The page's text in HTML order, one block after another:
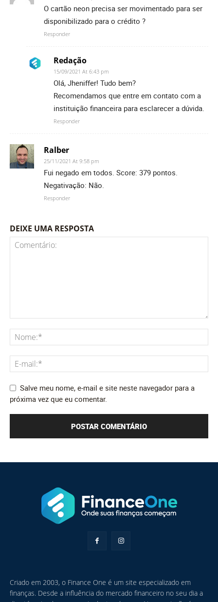
O cartão neon precisa ser movimentado para ser
disponibilizado para o crédito ?
Responder
Redação
15/09/2021 At 6:43 pm
Olá, Jheniffer! Tudo bem?
Recomendamos que entre em contato com a
instituição financeira para esclarecer a dúvida.
Responder
Ralber
25/11/2021 At 9:58 pm
Fui negado em todos. Score: 379 pontos.
Negativação: Não.
Responder
DEIXE UMA RESPOSTA
Salve meu nome, e-mail e site neste navegador para a
próxima vez que eu comentar.
Criado em 2003, o Finance One é um site especializado em
finanças. Desde a influência do mercado financeiro no seu dia a